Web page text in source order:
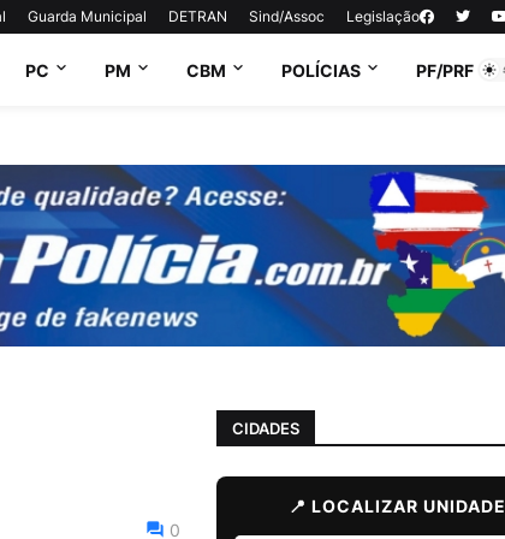
Guarda Municipal DETRAN Sind/Assoc Legislação
PC PM CBM POLÍCIAS PF/PRF
0
CIDADES
📍 LOCALIZAR UNIDADE